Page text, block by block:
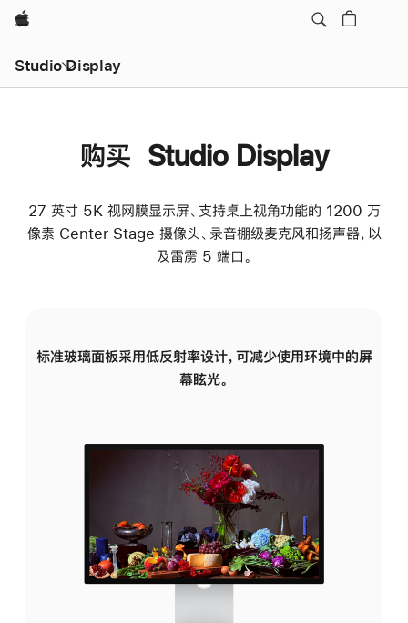
Apple
Studio Display
购买 Studio Display
27 英寸 5K 视网膜显示屏、支持桌上视角功能的 1200 万
像素 Center Stage 摄像头、录音棚级麦克风和扬声器，以
及雷雳 5 端口。
标准玻璃面板采用低反射率设计，可减少使用环境中的屏
幕眩光。